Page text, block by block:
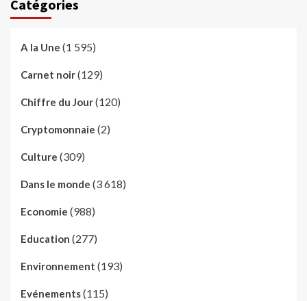
Catégories
A la Une (1 595)
Carnet noir(129)
Chiffre du Jour(120)
Cryptomonnaie (2)
Culture (309)
Dans le monde (3 618)
Economie (988)
Education (277)
Environnement (193)
Evénements(115)